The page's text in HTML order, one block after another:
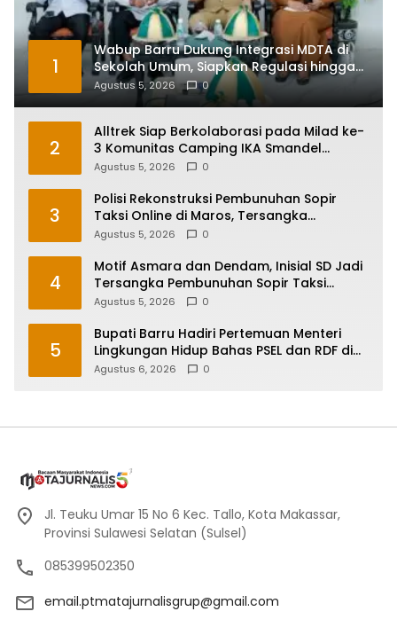
1
Wabup Barru Dukung Integrasi MDTA di
Sekolah Umum, Siapkan Regulasi hingga
Tim Khusus
Agustus 5, 2026 0
2
Alltrek Siap Berkolaborasi pada Milad ke-
3 Komunitas Camping IKA Smandel
Makassar di Malino
Agustus 5, 2026 0
3
Polisi Rekonstruksi Pembunuhan Sopir
Taksi Online di Maros, Tersangka
Peragakan 24 Adegan
Agustus 5, 2026 0
4
Motif Asmara dan Dendam, Inisial SD Jadi
Tersangka Pembunuhan Sopir Taksi
Online di Maros
Agustus 5, 2026 0
5
Bupati Barru Hadiri Pertemuan Menteri
Lingkungan Hidup Bahas PSEL dan RDF di
Sulsel
Agustus 6, 2026 0
Jl. Teuku Umar 15 No 6 Kec. Tallo, Kota Makassar,
Provinsi Sulawesi Selatan (Sulsel)
085399502350
email.ptmatajurnalisgrup@gmail.com